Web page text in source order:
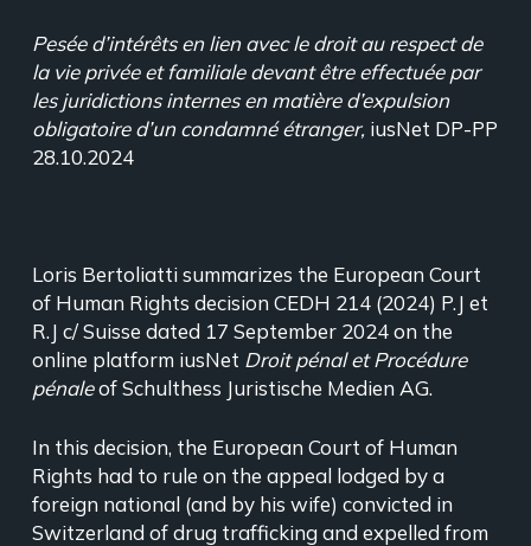
Pesée d’intérêts en lien avec le droit au respect de
la vie privée et familiale devant être effectuée par
les juridictions internes en matière d’expulsion
obligatoire d’un condamné étranger, iusNet DP-PP
28.10.2024
Loris Bertoliatti summarizes the European Court
of Human Rights decision CEDH 214 (2024) P.J et
R.J c/ Suisse dated 17 September 2024 on the
online platform iusNet Droit pénal et Procédure
pénaleof Schulthess Juristische Medien AG.
In this decision, the European Court of Human
Rights had to rule on the appeal lodged by a
foreign national (and by his wife) convicted in
Switzerland of drug trafficking and expelled from